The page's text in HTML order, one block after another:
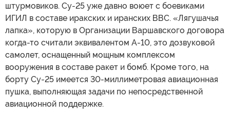
штурмовиков. Су-25 уже давно воюет с боевиками
ИГИЛ в составе иракских и иранских ВВС. «Лягушачья
лапка», которую в Организации Варшавского договора
когда-то считали эквивалентом А-10, это дозвуковой
самолет, оснащенный мощным комплексом
вооружения в составе ракет и бомб. Кроме того, на
борту Су-25 имеется 30-миллиметровая авиационная
пушка, выполняющая задачи по непосредственной
авиационной поддержке.